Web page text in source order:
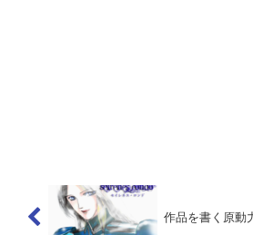
作品を書く原動